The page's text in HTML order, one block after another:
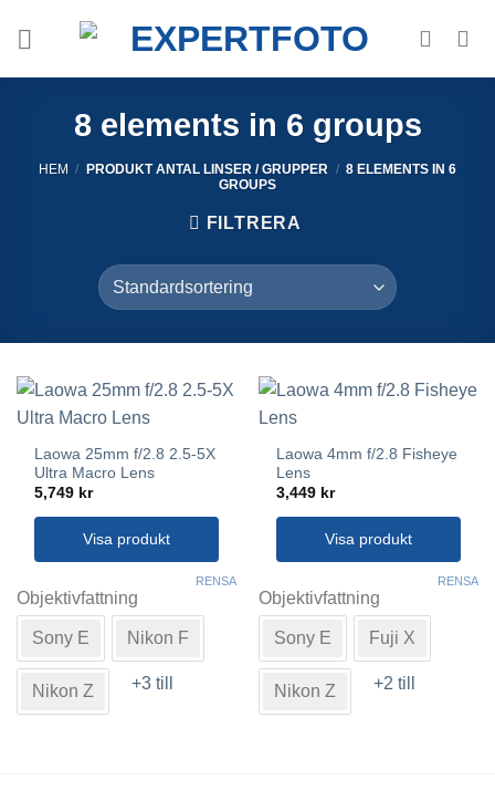
8 elements in 6 groups
HEM / PRODUKT ANTAL LINSER / GRUPPER / 8 ELEMENTS IN 6
GROUPS
FILTRERA
Laowa 25mm f/2.8 2.5-5X
Ultra Macro Lens
5,749 kr
Visa produkt
här
produkten
har
flera
varianter.
De
Objektivfattning
Sony E Nikon F
Nikon Z +3 till
RENSA
Laowa 4mm f/2.8 Fisheye
Lens
3,449 kr
Visa produkt
här
produkten
har
flera
varianter.
De
Objektivfattning
Sony E Fuji X
Nikon Z +2 till
RENSA